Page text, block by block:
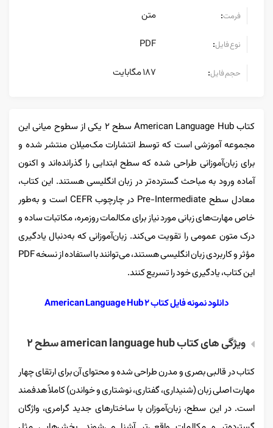
فرمت: متن
نوع فایل:
PDF
حجم فایل: 187 مگابایت
کتاب American Language Hub سطح ۲ یکی از سطوح میانی این
مجموعه آموزشی است که توسط انتشارات مک‌میلان منتشر شده و
برای زبان‌آموزانی طراحی شده که سطح ابتدایی را گذرانده‌اند و اکنون
آماده ورود به مباحث گسترده‌تر در زبان انگلیسی هستند. این کتاب،
معادل سطح Pre-Intermediate در چارچوب CEFR است و به‌طور
خاص مهارت‌های زبانی مورد نیاز برای مکالمات روزمره، مکاتبات ساده و
درک متون عمومی را تقویت می‌کند. زبان‌آموزانی که به‌دنبال یادگیری
مؤثر و کاربردی زبان انگلیسی هستند، می‌توانند با استفاده از نسخه PDF
این کتاب، یادگیری خود را تسریع کنند.
دانلود نمونه فایل کتاب American Language Hub 2
ویژگی‌ های کتاب american language hub سطح ۲
کتاب در قالبی بصری و مدرن طراحی شده و محتوای آن برای ارتقای چهار
مهارت اصلی زبان (شنیداری، گفتاری، نوشتاری و خواندن) کاملاً هدفمند
است. در این سطح، زبان‌آموزان با ساختارهای جدید گرامری، واژگان